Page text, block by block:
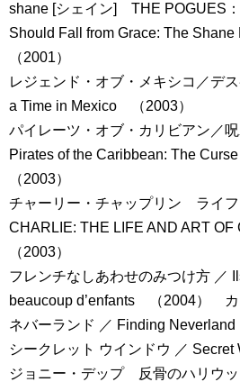
shane [シェイン] THE POGUES：
Should Fall from Grace: The
（2001）
レジェンド・オブ・メキシコ／デ
a Time in Mexico （2003）
パイレーツ・オブ・カリビアン／
Pirates of the Caribbean: The
（2003）
チャーリー・チャップリン ライフ
CHARLIE: THE LIFE AND ART
（2003）
フレンチなしあわせのみつけ方 ／
beaucoup d’enfants （2004） カ
ネバーランド ／ Finding
シークレット ウインドウ ／
ジョニー・デップ 反骨のハリウ